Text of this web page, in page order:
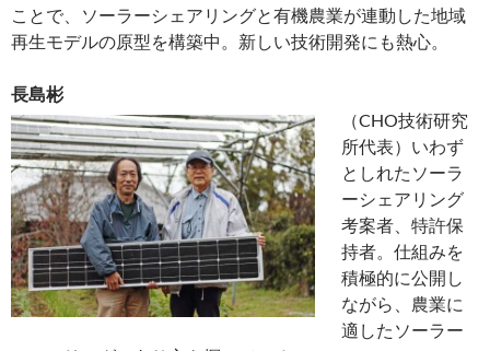
ことで、ソーラーシェアリングと有機農業が連動した地域
再生モデルの原型を構築中。新しい技術開発にも熱心。
長島彬
（CHO技術研究
所代表）いわず
としれたソーラ
ーシェアリング
考案者、特許保
持者。仕組みを
積極的に公開し
ながら、農業に
適したソーラー